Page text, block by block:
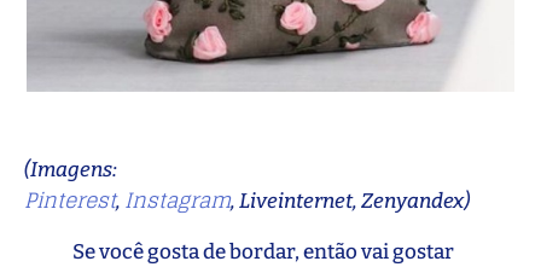
(Imagens:
Pinterest, Instagram, Liveinternet, Zenyandex)
Se você gosta de bordar, então vai gostar